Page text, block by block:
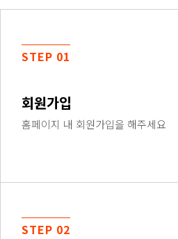
STEP 01
회원가입
홈페이지 내 회원가입을 해주세요
STEP 02